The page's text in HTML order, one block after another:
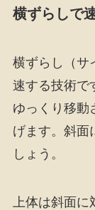
横ずらしで
横ずらし（サ
速する技術で
ゆっくり移動
げます。斜面
しょう。
上体は斜面